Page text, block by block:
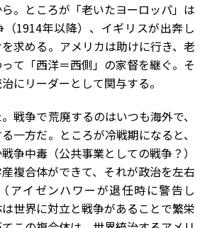
。ところが「老いたヨーロッパ」は
（1914年以降）、イギリスが出奔し
求める。アメリカは助けに行き、老
て「西洋＝西側」の家督を継ぐ。そ
にリーダーとして関与する。
戦争で荒廃するのはいつも海外で、
一方だ。ところが冷戦期になると、
争中毒（公共事業としての戦争？）
複合体ができて、それが政治を左右
アイゼンハワーが退任時に警告し
世界に対立と戦争があることで繁栄